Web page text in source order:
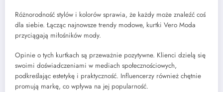
Różnorodność stylów i kolorów sprawia, że każdy może znaleźć coś
dla siebie. Łącząc najnowsze trendy modowe, kurtki Vero Moda
przyciągają miłośników mody.
Opinie o tych kurtkach są przeważnie pozytywne. Klienci dzielą się
swoimi doświadczeniami w mediach społecznościowych,
podkreślając estetykę i praktyczność. Influencerzy również chętnie
promują markę, co wpływa na jej popularność.